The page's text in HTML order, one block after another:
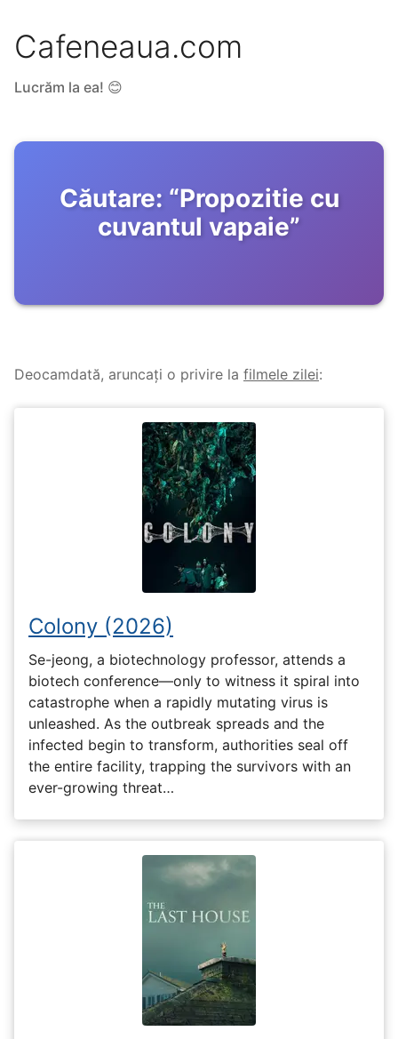
Cafeneaua.com
Lucrăm la ea! 😊
Căutare: “Propozitie cu
cuvantul vapaie”
Deocamdată, aruncați o privire la filmele zilei:
Colony (2026)
Se-jeong, a biotechnology professor, attends a
biotech conference—only to witness it spiral into
catastrophe when a rapidly mutating virus is
unleashed. As the outbreak spreads and the
infected begin to transform, authorities seal off
the entire facility, trapping the survivors with an
ever-growing threat…